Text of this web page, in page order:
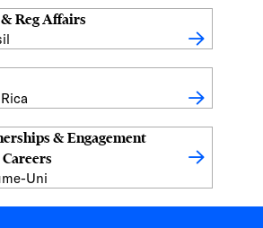
Reg Affairs
& Engagement
Uni